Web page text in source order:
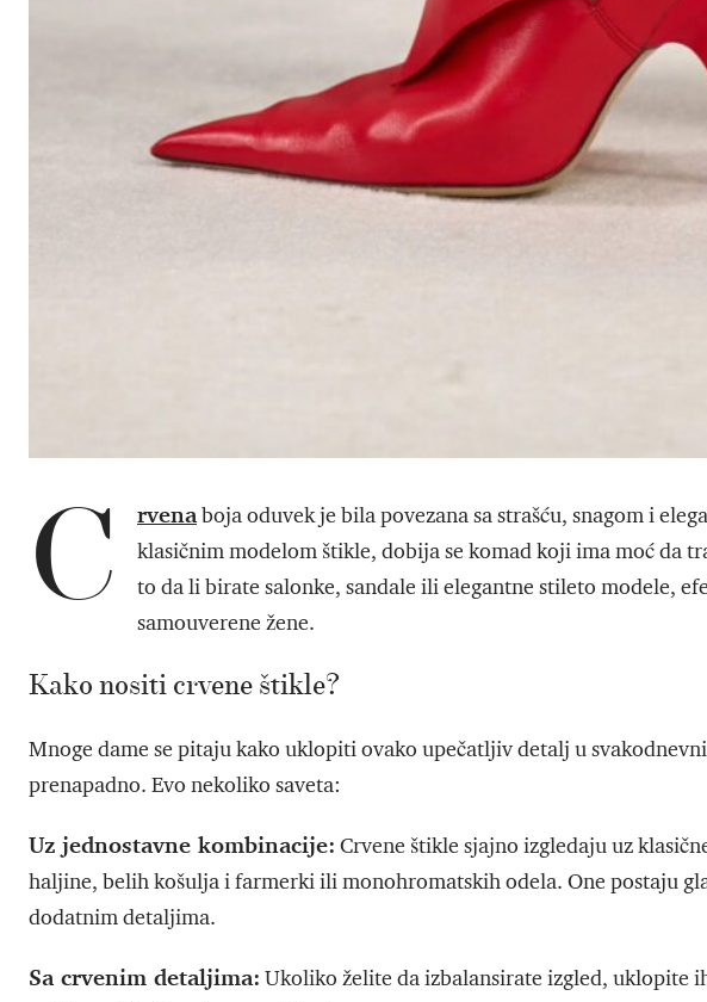
C rvenaboja oduvek je bila povezana sa strašću, snagom i
klasičnim modelom štikle, dobija se komad koji ima moć da
to da li birate salonke, sandale ili elegantne stileto modele,
samouverene žene.
Kako nositi crvene štikle?
Mnoge dame se pitaju kako uklopiti ovako upečatljiv detalj u
prenapadno. Evo nekoliko saveta:
Uz jednostavne kombinacije: Crvene štikle sjajno izgledaju uz
haljine, belih košulja i farmerki ili monohromatskih odela. One postaju
dodatnim detaljima.
Sa crvenim detaljima: Ukoliko želite da izbalansirate izgled, uklopite